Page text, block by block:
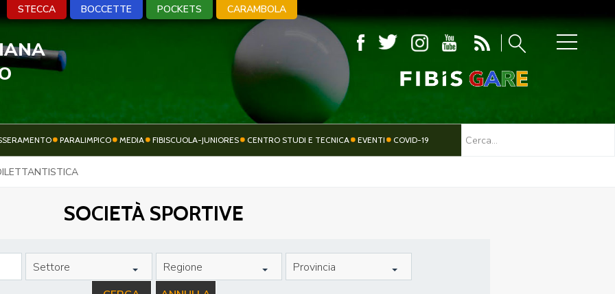
SOCIETÀ SPORTIVE
BOCCETTE CARAMBOLA
STECCA BOCCETTE POCKETS CARAMBOLA
PARALIMPICO MEDIA FIBISCUOLA-JUNIORES CENTRO STUDI E TECNICA EVENTI COVID-19
SOCIETÀ SPORTIVE
Settore Regione
Provincia